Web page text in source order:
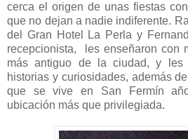
cerca el origen de unas fiestas
que no dejan a nadie indiferente.
del Gran Hotel La Perla y
recepcionista, les enseñaron con
más antiguo de la ciudad, y les
historias y curiosidades, además
que se vive en San Fermín
ubicación más que privilegiada.